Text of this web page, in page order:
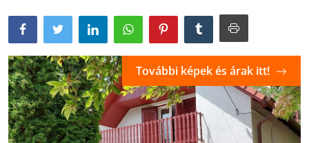
További képek és árak itt!